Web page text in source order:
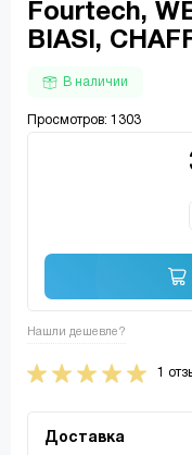
Fourtech,
BIASI,
В наличии
Просмотров: 1303
Нашли дешевле?
1
Доставка